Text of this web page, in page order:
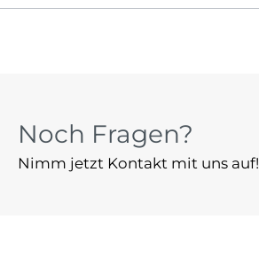
Noch Fragen?
Nimm jetzt Kontakt mit uns auf!